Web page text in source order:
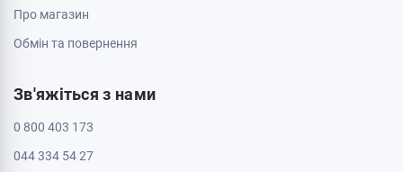
Про магазин
Обмін та повернення
Зв'яжіться з нами
0 800 403 173
044 334 54 27